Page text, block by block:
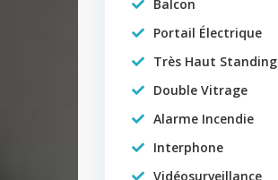
Balcon
Portail Électrique
Très Haut Standing
Double Vitrage
Alarme Incendie
Interphone
Vidéosurveillance